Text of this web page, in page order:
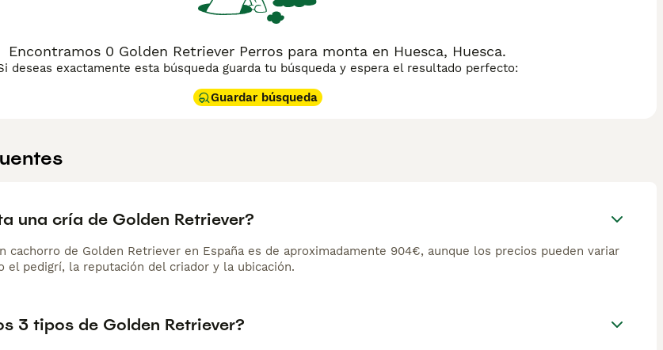
Encontramos 0 Golden Retriever Perros para monta en Huesca, Huesca.
deseas exactamente esta búsqueda guarda tu búsqueda y espera el resultado perfecto:
Guardar búsqueda
una cría de Golden Retriever?
cachorro de Golden Retriever en España es de aproximadamente 904€, aunque los precios pueden variar
el pedigrí, la reputación del criador y la ubicación.
3 tipos de Golden Retriever?